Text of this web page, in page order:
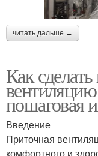
читать дальше →
Как
пошаговая
Введение
Приточная
комфортного и